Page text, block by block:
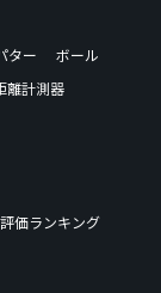
ター
ボール
離計測器
価ランキング